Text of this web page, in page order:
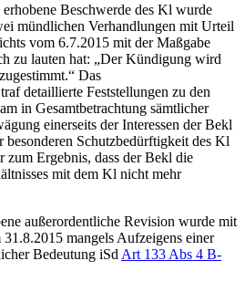
Beschwerde des Kl wurde
mündlichen Verhandlungen mit Urteil
vom 6.7.2015 mit der Maßgabe
zu lauten hat: „Der Kündigung wird
zugestimmt.“ Das
detaillierte Feststellungen zu den
in Gesamtbetrachtung sämtlicher
einerseits der Interessen der Bekl
besonderen Schutzbedürftigkeit des Kl
zum Ergebnis, dass der Bekl die
mit dem Kl nicht mehr
außerordentliche Revision wurde mit
mangels Aufzeigens einer
Bedeutung iSd Art 133 Abs 4 B-